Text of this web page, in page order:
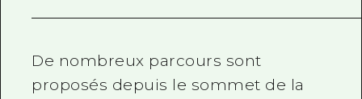
De nombreux parcours sont
proposés depuis le sommet de la